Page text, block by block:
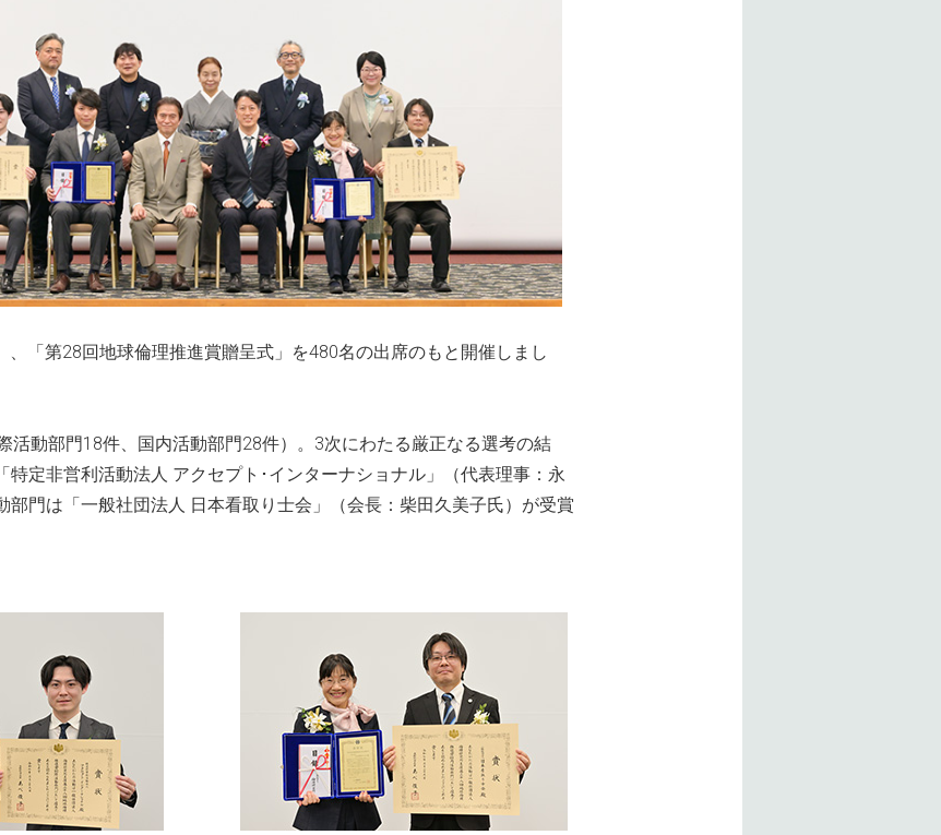
、「第28回地球倫理推進賞贈呈式」を480名の出席のもと開催しまし
活動部門18件、国内活動部門28件）。3次にわたる厳正なる選考の結
特定⾮営利活動法⼈ アクセプト･インターナショナル」（代表理事：永
部門は「⼀般社団法⼈ ⽇本看取り⼠会」（会長：柴⽥久美⼦氏）が受賞